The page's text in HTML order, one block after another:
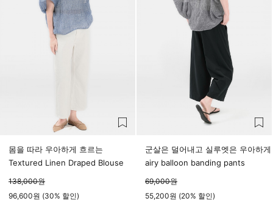
몸을 따라 우아하게 흐르는
Textured Linen Draped Blouse
138,000원
96,600원 (30% 할인)
군살은 덜어내고 실루엣은 우아하게
airy balloon banding pants
69,000원
55,200원 (20% 할인)